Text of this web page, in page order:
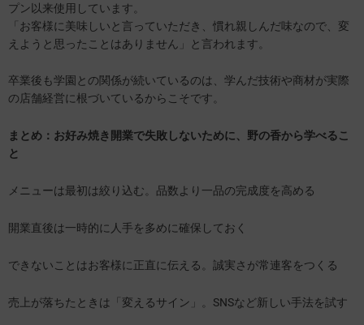
プン以来使用しています。
「お客様に美味しいと言っていただき、慣れ親しんだ味なので、変
えようと思ったことはありません」と言われます。
卒業後も学園との関係が続いているのは、学んだ技術や商材が実際
の店舗経営に根づいているからこそです。
まとめ： お好み焼き開業で失敗しないために、野の香から学べるこ
と
メニューは最初は絞り込む。品数より一品の完成度を高める
開業直後は一時的に人手を多めに確保しておく
できないことはお客様に正直に伝える。誠実さが常連客をつくる
売上が落ちたときは「変えるサイン」。SNSなど新しい手法を試す